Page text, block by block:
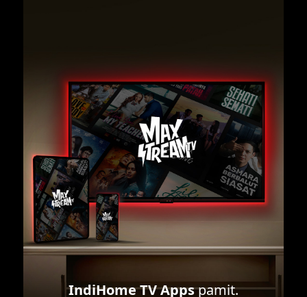
IndiHome TV Appspamit.